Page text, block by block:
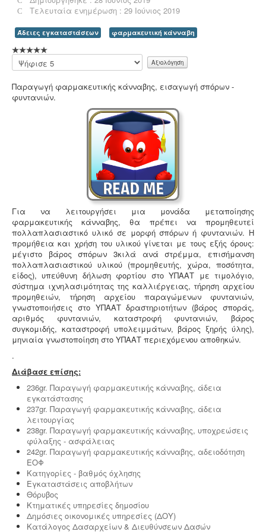
Συλλογή - μεταφορά και επεξεργασία ζωικών
υποπροϊόντων -
Η διαχείριση ζωικών υποπροϊόντων
αρμόδιες είναι οι κτηνιατρικές υπηρεσίες. Τα
αδρανοποιημένα ζωικά υποπροϊόντα θεωρούνται μη
επικίνδυνα απόβλητα και περιλαμβάνονται στον
Ερωτηματολόγιο ΕΟΦ για καλλυντικά - .Ο
σχεδιασμός και η λειτουργία ενός εργαστηρίου ή
βιομηχανίας καλλυντικών υπάγεται στο πρότυπο GMP
Καλής Παρασκευαστικής Πρακτικής και ρυθμίζεται από
τον Ευρωπαϊκό Κανονισμό 1223/2009.
περισσότερα είδη επιχειρήσεων προκειμένου να
εγκατασταθούν ή συνεχίσουν να λειτουργούν
χρειάζονται περιβαλλοντική άδεια σε ισχύ. Η άδεια
εκδίδεται μετά από την έγκριση της σχετικής μελέτης
περιβαλλοντικών επιπτώσεων.
Πυρασφάλεια - Πυροπροστασία -
Υφιστάμενες
επιχειρήσεις εκπαιδευτήριων, χώρων συνάθροισης
κοινού, γραφείων και εμπορικών
καταστημάτων οφείλουν να επανακαθορίσουν μέτρα
και μέσα πυροπροστασίας σύμφωνα με τις νέες
διατάξεις (ΠΥΔ 16/15, 3/15, 17/16 & /17).
Τελευταία ενημέρωση : 29 Ιούνιος 2019
Άδειες εγκαταστάσεων φαρμακευτική κάνναβη
Παρακαλώ
αξιολογήστε
Παραγωγή φαρμακευτικής κάνναβης, εισαγωγή σπόρων -
φυντανιών.
Για να λειτουργήσει μια μονάδα μεταποίησης
φαρμακευτικής κάνναβης, θα πρέπει να προμηθευτεί
πολλαπλασιαστικό υλικό σε μορφή σπόρων ή φυντανιών. Η
προμήθεια και χρήση του υλικού γίνεται με τους εξής όρους:
μέγιστο βάρος σπόρων 3κιλά ανά στρέμμα, επισήμανση
πολλαπλασιαστικού υλικού (προμηθευτής, χώρα, ποσότητα,
είδος), υπεύθυνη δήλωση φορτίου στο ΥΠΑΑΤ με τιμολόγιο,
σύστημα ιχνηλασιμότητας της καλλιέργειας, τήρηση αρχείου
προμηθειών, τήρηση αρχείου παραγώμενων φυντανιών,
γνωστοποιήσεις στο ΥΠΑΑΤ δραστηριοτήτων (βάρος σποράς,
αριθμός φυντανιών, καταστροφή φυντανιών, βάρος
συγκομιδής, καταστροφή υπολειμμάτων, βάρος ξηρής ύλης),
μηνιαία γνωστοποίηση στο ΥΠΑΑΤ περιεχόμενου αποθηκών.
.
Διάβασε επίσης:
236gr. Παραγωγή φαρμακευτικής κάνναβης, άδεια
εγκατάστασης
237gr. Παραγωγή φαρμακευτικής κάνναβης, άδεια
λειτουργίας
238gr. Παραγωγή φαρμακευτικής κάνναβης, υποχρεώσεις
φύλαξης - ασφάλειας
242gr. Παραγωγή φαρμακευτικής κάνναβης, αδειοδότηση
ΕΟΦ
Κατηγορίες - βαθμός όχλησης
Εγκαταστάσεις αποβλήτων
Θόρυβος
Κτηματικές υπηρεσίες δημοσίου
Δημόσιες οικονομικές υπηρεσίες (ΔΟΥ)
Κατάλογος Δασαρχείων & Διευθύνσεων Δασών